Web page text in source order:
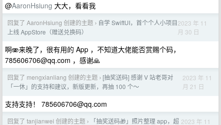
@AaronHsiung 大大，看看我
回复了 AaronHsiung 创建的主题 › 自学 SwiftUI，首个个人小项目
上线 AppStore（赠送兑换码）
2023 年 11
月 30 日
啊🫨来晚了，很有用的 App ，不知道大佬能否赏赐个码，
785606706@qq.com ，感谢🙏
回复了 mengxianliang 创建的主题 › [抽奖送码] 感谢 V 站老哥对
「一休」的支持和建议，新版更新，再抽 100 个～
2023 年 11
月 21 日
支持支持！ 785606706@qq.com
回复了 tanjianwei 创建的主题 › 「抽奖送码🎁」照片整理 app，超 2023 年 11